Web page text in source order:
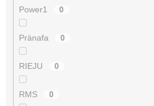
Power1 0
Pränafa 0
RIEJU 0
RMS 0